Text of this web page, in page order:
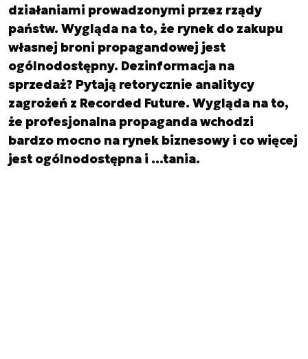
działaniami prowadzonymi przez rządy
państw. Wygląda na to, że rynek do zakupu
własnej broni propagandowej jest
ogólnodostępny. Dezinformacja na
sprzedaż? Pytają retorycznie analitycy
zagrożeń z Recorded Future. Wygląda na to,
że profesjonalna propaganda wchodzi
bardzo mocno na rynek biznesowy i co więcej
jest ogólnodostępna i …tania.